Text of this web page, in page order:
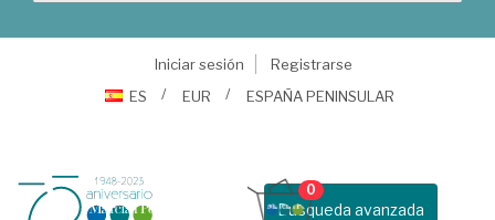
Iniciar sesión
Registrarse
ES
EUR ESPAÑA PENINSULAR
Busqueda avanzada
0